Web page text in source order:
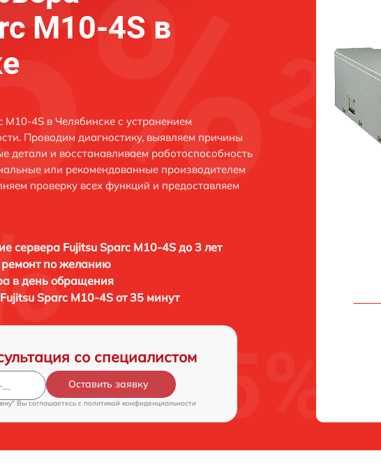
M10-4S в
4S в Челябинске с устранением
Проводим диагностику, выявляем причины
детали и восстанавливаем работоспособность
или рекомендованные производителем
проверку всех функций и предоставляем
сервера Fujitsu Sparc M10-4S до 3 лет
ремонт по желанию
в день обращения
Sparc M10-4S от 35 минут
со специалистом
Оставить заявку
Вы соглашаетесь c политикой конфиденциальности